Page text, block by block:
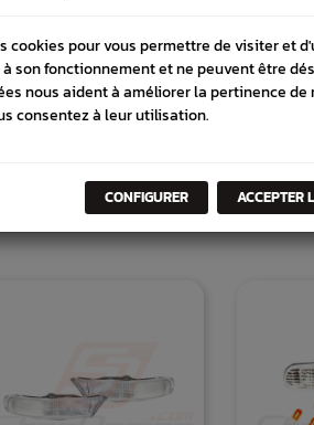
LA MÊME
cookies pour vous permettre de visiter et
son fonctionnement et ne peuvent être
nous aident à améliorer la pertinence de
consentez à leur utilisation.
CONFIGURER ACCEPTER